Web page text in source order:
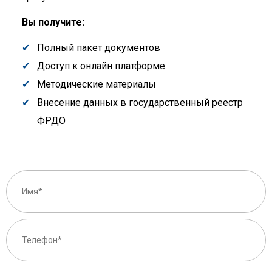
Вы получите:
Полный пакет документов
Доступ к онлайн платформе
Методические материалы
Внесение данных в государственный реестр
ФРДО